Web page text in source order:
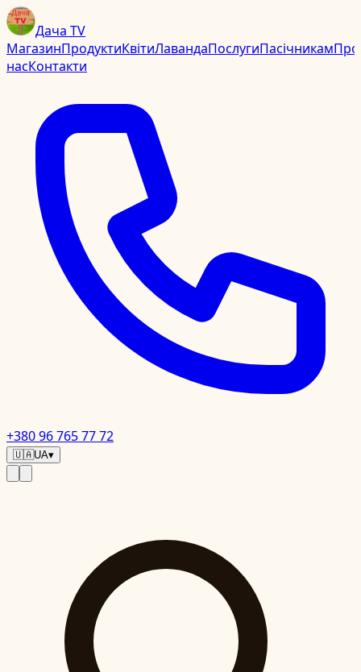
Дача TV
МагазинПродуктиКвітиЛавандаПослугиПасічникамПро
насКонтакти
+380 96 765 77 72
🇺🇦UA▾